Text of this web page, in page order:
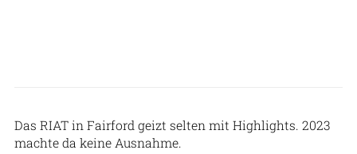
Das RIAT in Fairford geizt selten mit Highlights. 2023
machte da keine Ausnahme.